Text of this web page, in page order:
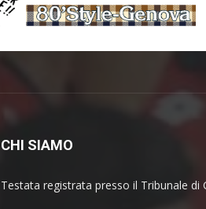
CHI SIAMO
Testata registrata presso il Tribunale di